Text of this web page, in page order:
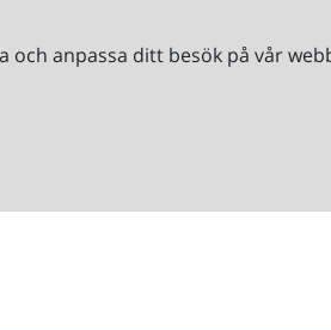
anpassa ditt besök på vår